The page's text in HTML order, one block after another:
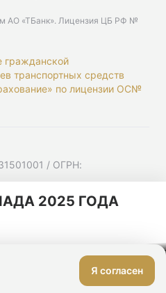
АО «ТБанк». Лицензия ЦБ РФ №
гражданской
транспортных средств
по лицензии ОС№
/ ОГРН:
9-18
Я согласен
2025 ГОДА